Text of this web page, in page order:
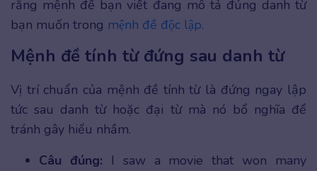
rằng mệnh đề bạn viết đang mô tả đúng danh từ
bạn muốn trong mệnh đề độc lập.
Mệnh đề tính từ đứng sau danh từ
Vị trí chuẩn của mệnh đề tính từ là đứng ngay lập
tức sau danh từ hoặc đại từ mà nó bổ nghĩa để
tránh gây hiểu nhầm.
Câu đúng: I saw a movie that won many